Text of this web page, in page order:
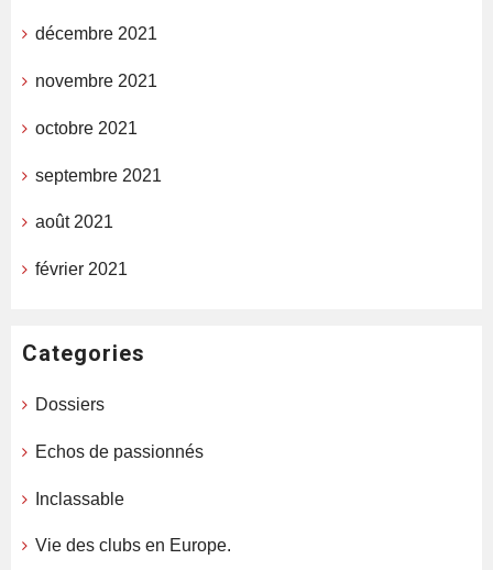
décembre 2021
novembre 2021
octobre 2021
septembre 2021
août 2021
février 2021
Categories
Dossiers
Echos de passionnés
Inclassable
Vie des clubs en Europe.